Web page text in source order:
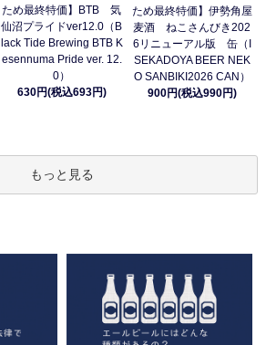
ため最終特価】BTB 気
仙沼プライドver12.0（B
lack Tide Brewing BTB K
esennuma Pride ver. 12.
0）
630円(税込693円)
ため最終特価】伊勢角屋
麦酒 ねこさんびき202
6リニューアル版 缶（I
SEKADOYA BEER NEK
O SANBIKI2026 CAN）
900円(税込990円)
もっと見る